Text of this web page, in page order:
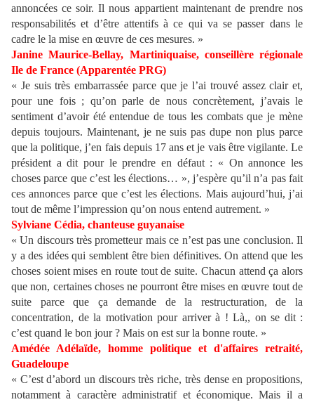
annoncées ce soir. Il nous appartient maintenant de prendre nos
responsabilités et d’être attentifs à ce qui va se passer dans le
cadre le la mise en œuvre de ces mesures. »
Janine Maurice-Bellay, Martiniquaise, conseillère régionale
Ile de France (Apparentée PRG)
« Je suis très embarrassée parce que je l’ai trouvé assez clair et,
pour une fois ; qu’on parle de nous concrètement, j’avais le
sentiment d’avoir été entendue de tous les combats que je mène
depuis toujours. Maintenant, je ne suis pas dupe non plus parce
que la politique, j’en fais depuis 17 ans et je vais être vigilante. Le
président a dit pour le prendre en défaut : « On annonce les
choses parce que c’est les élections… », j’espère qu’il n’a pas fait
ces annonces parce que c’est les élections. Mais aujourd’hui, j’ai
tout de même l’impression qu’on nous entend autrement. »
Sylviane Cédia, chanteuse guyanaise
« Un discours très prometteur mais ce n’est pas une conclusion. Il
y a des idées qui semblent être bien définitives. On attend que les
choses soient mises en route tout de suite. Chacun attend ça alors
que non, certaines choses ne pourront être mises en œuvre tout de
suite parce que ça demande de la restructuration, de la
concentration, de la motivation pour arriver à ! Là,, on se dit :
c’est quand le bon jour ? Mais on est sur la bonne route. »
Amédée Adélaïde, homme politique et d'affaires retraité,
Guadeloupe
« C’est d’abord un discours très riche, très dense en propositions,
notamment à caractère administratif et économique. Mais il a